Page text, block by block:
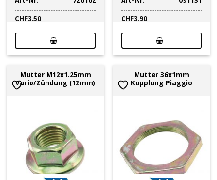
CHF3.50
CHF3.90
Mutter M12x1.25mm
Vario/Zündung (12mm)
Mutter 36x1mm
Kupplung Piaggio